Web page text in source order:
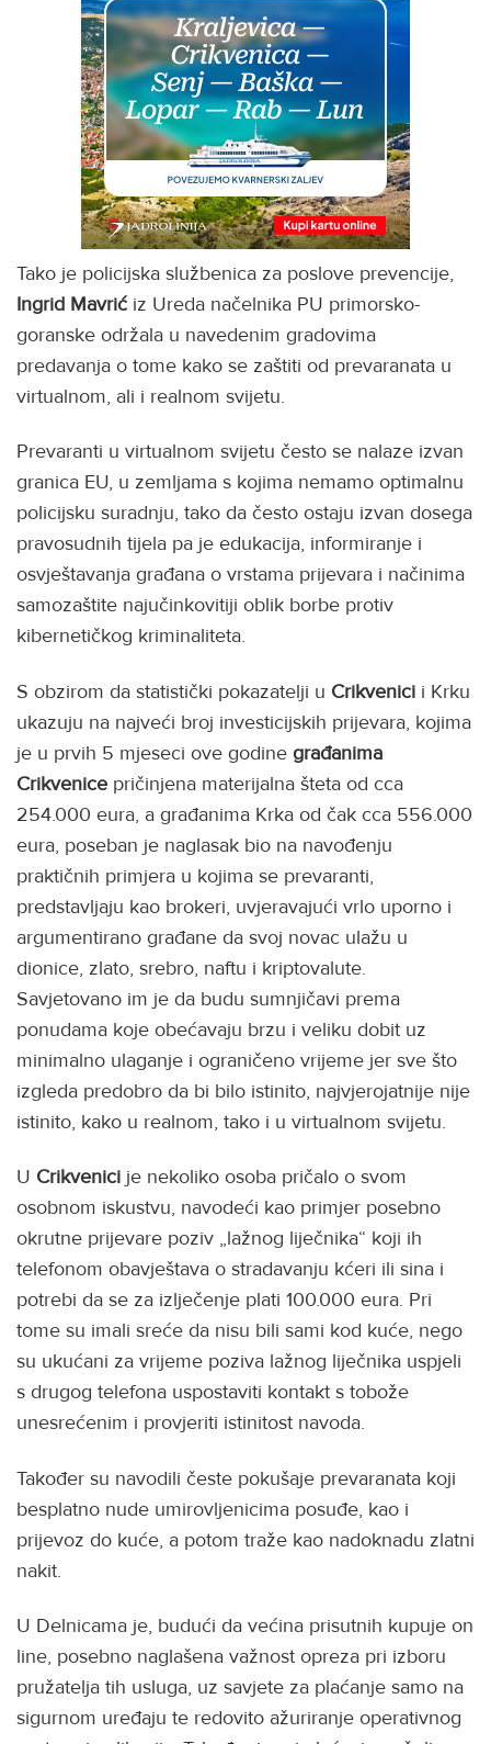
Tako je policijska službenica za poslove prevencije,
Ingrid Mavrić iz Ureda načelnika PU primorsko-
goranske održala u navedenim gradovima
predavanja o tome kako se zaštiti od prevaranata u
virtualnom, ali i realnom svijetu.
Prevaranti u virtualnom svijetu često se nalaze izvan
granica EU, u zemljama s kojima nemamo optimalnu
policijsku suradnju, tako da često ostaju izvan dosega
pravosudnih tijela pa je edukacija, informiranje i
osvještavanja građana o vrstama prijevara i načinima
samozaštite najučinkovitiji oblik borbe protiv
kibernetičkog kriminaliteta.
S obzirom da statistički pokazatelji u Crikvenici i Krku
ukazuju na najveći broj investicijskih prijevara, kojima
je u prvih 5 mjeseci ove godine građanima
Crikvenice pričinjena materijalna šteta od cca
254.000 eura, a građanima Krka od čak cca 556.000
eura, poseban je naglasak bio na navođenju
praktičnih primjera u kojima se prevaranti,
predstavljaju kao brokeri, uvjeravajući vrlo uporno i
argumentirano građane da svoj novac ulažu u
dionice, zlato, srebro, naftu i kriptovalute.
Savjetovano im je da budu sumnjičavi prema
ponudama koje obećavaju brzu i veliku dobit uz
minimalno ulaganje i ograničeno vrijeme jer sve što
izgleda predobro da bi bilo istinito, najvjerojatnije nije
istinito, kako u realnom, tako i u virtualnom svijetu.
U Crikvenici je nekoliko osoba pričalo o svom
osobnom iskustvu, navodeći kao primjer posebno
okrutne prijevare poziv „lažnog liječnika“ koji ih
telefonom obavještava o stradavanju kćeri ili sina i
potrebi da se za izlječenje plati 100.000 eura. Pri
tome su imali sreće da nisu bili sami kod kuće, nego
su ukućani za vrijeme poziva lažnog liječnika uspjeli
s drugog telefona uspostaviti kontakt s tobože
unesrećenim i provjeriti istinitost navoda.
Također su navodili česte pokušaje prevaranata koji
besplatno nude umirovljenicima posuđe, kao i
prijevoz do kuće, a potom traže kao nadoknadu zlatni
nakit.
U Delnicama je, budući da većina prisutnih kupuje on
line, posebno naglašena važnost opreza pri izboru
pružatelja tih usluga, uz savjete za plaćanje samo na
sigurnom uređaju te redovito ažuriranje operativnog